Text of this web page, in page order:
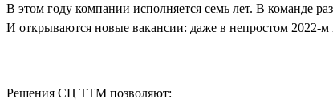
В этом году компании исполняется семь лет. В команде
И открываются новые вакансии: даже в непростом 2022-
Решения СЦ ТТМ позволяют: